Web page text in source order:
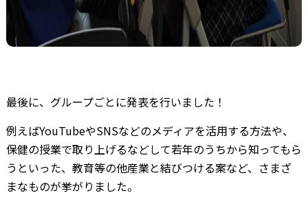
最後に、グループごとに発表を行いました！
例えばYouTubeやSNSなどのメディアを活用する方法や、
保健の授業で取り上げるなどして若年のうちから知ってもら
うといった、教育等の他産業と結びつける案など、さまざ
まなものが挙がりました。